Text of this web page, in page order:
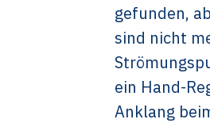
gefunden,
sind nicht
ein Hand-
Anklang